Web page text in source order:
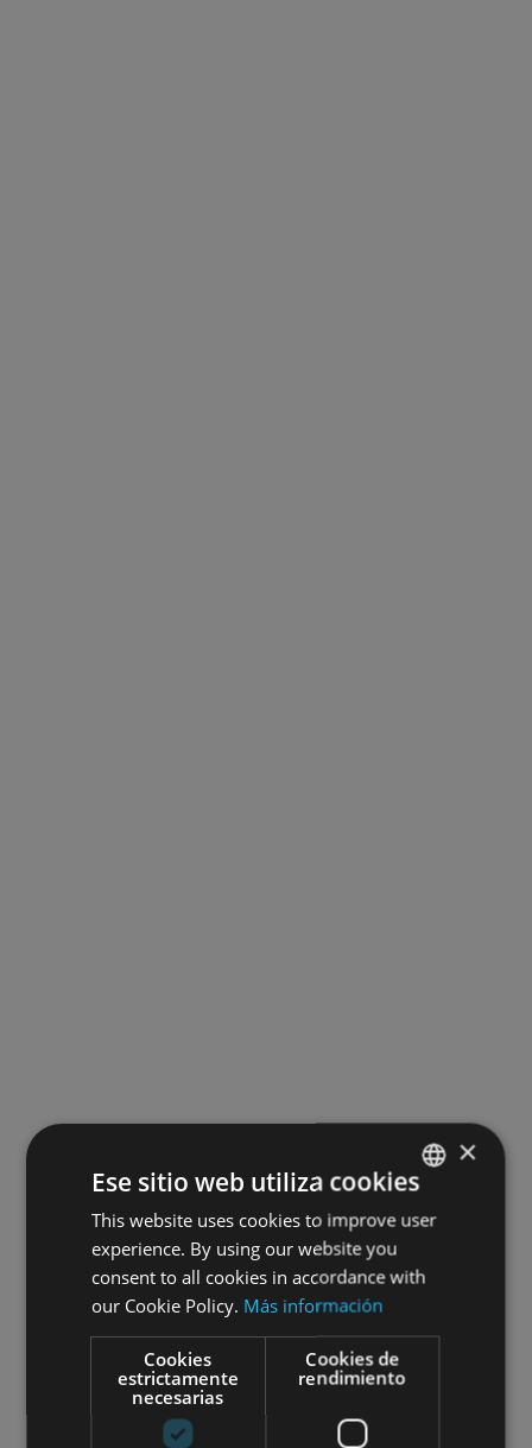
SPANISH
×
Ese sitio web utiliza cookies
This website uses cookies to improve user
experience. By using our website you
consent to all cookies in accordance with
our Cookie Policy. Más información
Cookies
estrictamente
necesarias
Cookies de
rendimiento